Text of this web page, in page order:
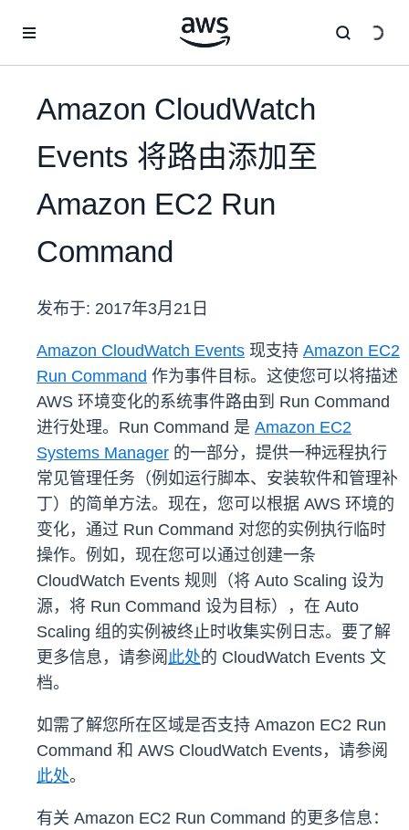
Amazon CloudWatch
Events 将路由添加至
Amazon EC2 Run
Command
发布于: 2017年3月21日
Amazon CloudWatch Events 现支持 Amazon EC2
Run Command 作为事件目标。这使您可以将描述
AWS 环境变化的系统事件路由到 Run Command
进行处理。Run Command 是 Amazon EC2
Systems Manager 的一部分，提供一种远程执行
常见管理任务（例如运行脚本、安装软件和管理补
丁）的简单方法。现在，您可以根据 AWS 环境的
变化，通过 Run Command 对您的实例执行临时
操作。例如，现在您可以通过创建一条
CloudWatch Events 规则（将 Auto Scaling 设为
源，将 Run Command 设为目标），在 Auto
Scaling 组的实例被终止时收集实例日志。要了解
更多信息，请参阅 此处的 CloudWatch Events 文
档。
如需了解您所在区域是否支持 Amazon EC2 Run
Command 和 AWS CloudWatch Events，请参阅
此处。
有关 Amazon EC2 Run Command 的更多信息：